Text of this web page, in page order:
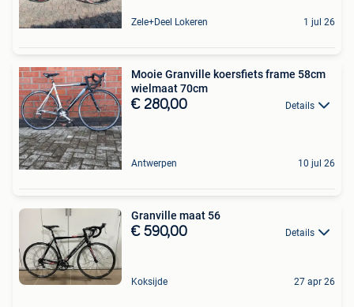
Zele+Deel Lokeren 1 jul 26
Mooie Granville koersfiets frame 58cm
wielmaat 70cm
€ 280,00 Details
Antwerpen 10 jul 26
Granville maat 56
€ 590,00 Details
Koksijde 27 apr 26